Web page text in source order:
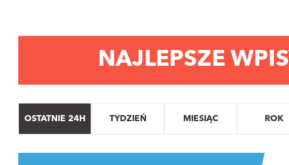
NAJLEPSZE
OSTATNIE 24H TYDZIEŃ MIESIĄC ROK